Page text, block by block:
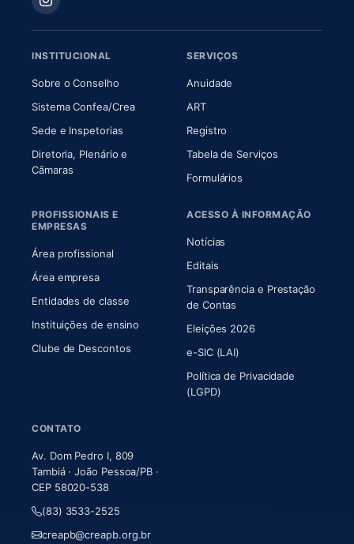
INSTITUCIONAL
Sobre o Conselho(abre em nova aba)
Sistema Confea/Crea(abre em nova aba)
Sede e Inspetorias
Diretoria, Plenário e
Câmaras(abre em nova aba)
SERVIÇOS
Anuidade
ART(abre em nova aba)
Registro
Tabela de Serviços
Formulários
PROFISSIONAIS E
EMPRESAS
Área profissional
Área empresa
Entidades de classe
Instituições de ensino
Clube de Descontos
ACESSO À INFORMAÇÃO
Notícias
Editais
Transparência e Prestação
de Contas
Eleições 2026
e-SIC (LAI)
Política de Privacidade
(LGPD)
CONTATO
Av. Dom Pedro I, 809
Tambiá · João Pessoa/PB ·
CEP 58020-538
(83) 3533-2525
creapb@creapb.org.br